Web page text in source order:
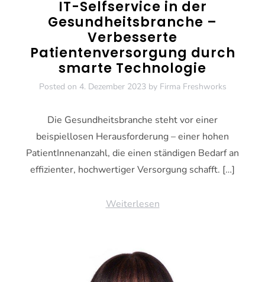
IT-Selfservice in der
Gesundheitsbranche –
Verbesserte
Patientenversorgung durch
smarte Technologie
Posted on 4. Dezember 2023by Firma Freshworks
Die Gesundheitsbranche steht vor einer
beispiellosen Herausforderung – einer hohen
PatientInnenanzahl, die einen ständigen Bedarf an
effizienter, hochwertiger Versorgung schafft. […]
Weiterlesen